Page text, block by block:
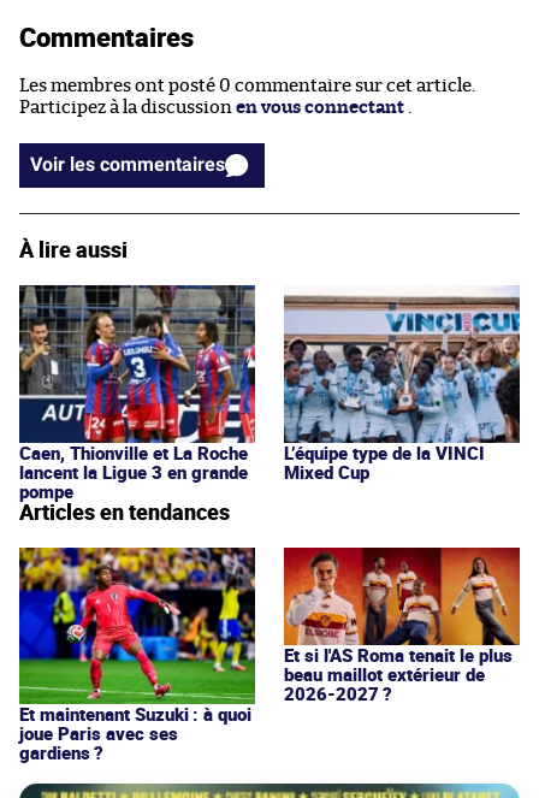
Commentaires
Les membres ont posté 0 commentaire sur cet article.
Participez à la discussion en vous connectant
Voir les commentaires
À lire aussi
Caen, Thionville et La Roche
lancent la Ligue 3 en grande
pompe
L’équipe type de la VINCI
Mixed Cup
Articles en tendances
Et maintenant Suzuki : à quoi
joue Paris avec ses
gardiens ?
Et si l'AS Roma tenait le plus
beau maillot extérieur de
2026-2027 ?